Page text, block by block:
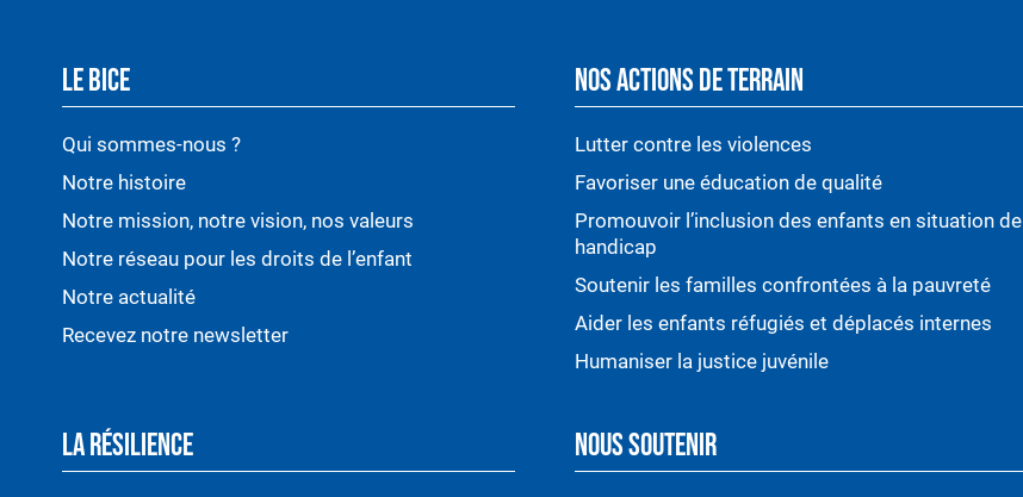
LE BICE
Qui sommes-nous ?
Notre histoire
Notre mission, notre vision, nos valeurs
Notre réseau pour les droits de l’enfant
Notre actualité
Recevez notre newsletter
NOS ACTIONS DE TERRAIN
Lutter contre les violences
Favoriser une éducation de qualité
Promouvoir l’inclusion des enfants en situation de
handicap
Soutenir les familles confrontées à la pauvreté
Aider les enfants réfugiés et déplacés internes
Humaniser la justice juvénile
LA RÉSILIENCE NOUS SOUTENIR